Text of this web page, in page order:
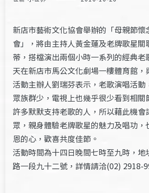
新店市藝術文化協會舉辦的「母親節懷
會」，將由主持人黃金蓮及老牌歌星關
蒂，搭檔演出兩個小時一系列的經典老
天在新店市馬公文化劇場一樓體育館，
活動主辦人劉瑞芬表示，老歌演唱活動
眾族群少，電視上也幾乎很少看到相關
許多默默支持老歌的人，所以藉此機會
眾，親身體驗老牌歌星的魅力及唱功，
恩的心，歡喜共度佳節。
活動時間為十四日晚間七時至九時，地
路一段九十二號，詳情請洽(02) 2918-